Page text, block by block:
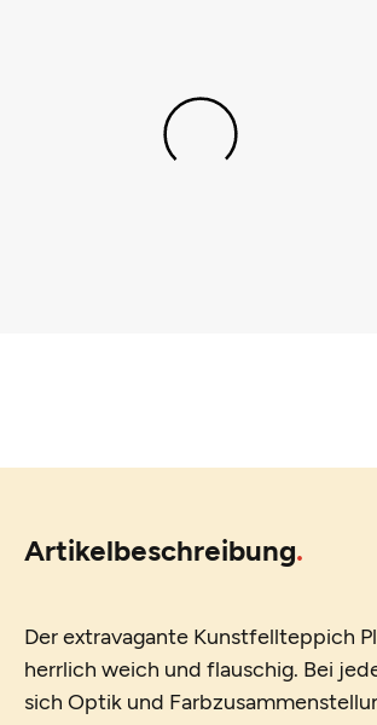
Artikelbeschreibung
Der extravagante Kunstfellteppich
herrlich weich und flauschig. Bei
sich Optik und